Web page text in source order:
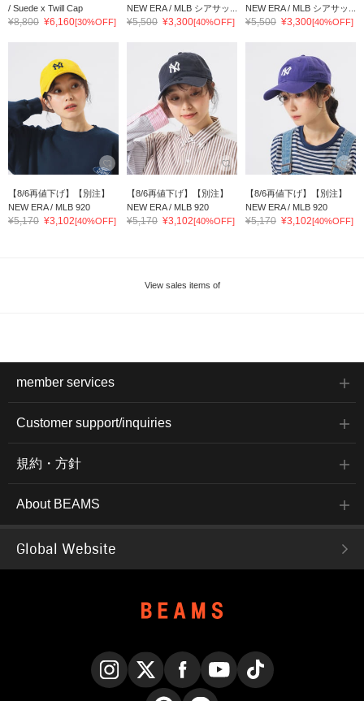
/ Suede x Twill Cap
¥8,800 ¥6,160[30%OFF]
NEW ERA / MLB シアサッ...
¥5,500 ¥3,300[40%OFF]
NEW ERA / MLB シアサッ...
¥5,500 ¥3,300[40%OFF]
【8/6再値下げ】【別注】
NEW ERA / MLB 920
¥5,170 ¥3,102[40%OFF]
【8/6再値下げ】【別注】
NEW ERA / MLB 920
¥5,170 ¥3,102[40%OFF]
【8/6再値下げ】【別注】
NEW ERA / MLB 920
¥5,170 ¥3,102[40%OFF]
View sales items of
member services
Customer support/inquiries
規約・方針
About BEAMS
Global Website